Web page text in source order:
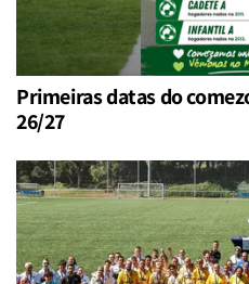
Primeiras datas do
26/27